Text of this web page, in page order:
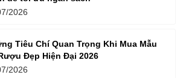
2026
Tiêu Chí Quan Trọng Khi Mua Mẫu
Đẹp Hiện Đại 2026
2026